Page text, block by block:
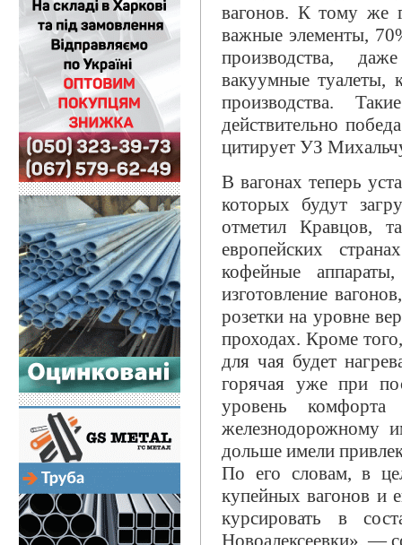
вагонов. К тому же
важные элементы,
производства,
вакуумные туалеты,
производства.
действительно
цитирует УЗ
В вагонах теперь
которых будут
отметил Кравцов,
европейских
кофейные
изготовление
розетки на уровне
проходах. Кроме
для чая будет
горячая уже при
уровень комфорта
железнодорожному
дольше имели
По его словам, в
купейных вагонов и
курсировать в
Новоалексеевки», —